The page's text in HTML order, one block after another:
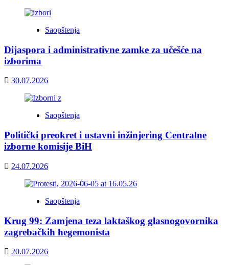
Saopštenja
Dijaspora i administrativne zamke za učešće na
izborima
30.07.2026
Saopštenja
Politički preokret i ustavni inžinjering Centralne
izborne komisije BiH
24.07.2026
Saopštenja
Krug 99: Zamjena teza laktaškog glasnogovornika
zagrebačkih hegemonista
20.07.2026